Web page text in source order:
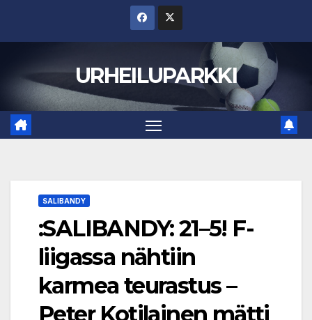
URHEILUPARKKI
SALIBANDY
:SALIBANDY: 21–5! F-
liigassa nähtiin
karmea teurastus –
Peter Kotilainen mätti